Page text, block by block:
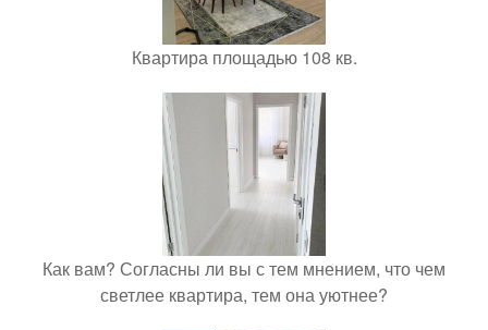
Квартира площадью 108 кв.
Как вам? Согласны ли вы с тем мнением, что чем
светлее квартира, тем она уютнее?